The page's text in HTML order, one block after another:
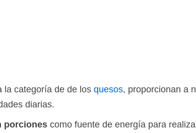
la categoría de de los quesos, proporcionan a
diarias.
porciones como fuente de energía para